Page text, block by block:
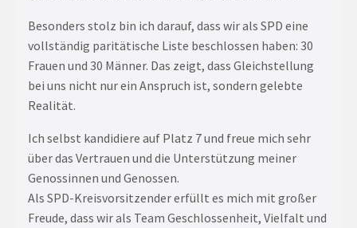
Besonders stolz bin ich darauf, dass wir als SPD eine
vollständig paritätische Liste beschlossen haben: 30
Frauen und 30 Männer. Das zeigt, dass Gleichstellung
bei uns nicht nur ein Anspruch ist, sondern gelebte
Realität.
Ich selbst kandidiere auf Platz 7 und freue mich sehr
über das Vertrauen und die Unterstützung meiner
Genossinnen und Genossen.
Als SPD-Kreisvorsitzender erfüllt es mich mit großer
Freude, dass wir als Team Geschlossenheit, Vielfalt und